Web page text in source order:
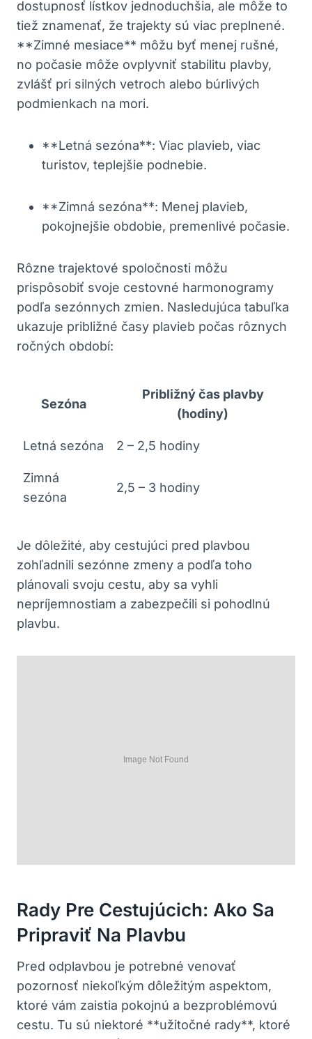
dostupnosť lístkov jednoduchšia, ale môže to
tiež znamenať, že trajekty sú viac preplnené.
**Zimné mesiace** môžu byť menej rušné,
no počasie môže ovplyvniť stabilitu plavby,
zvlášť pri silných vetroch alebo búrlivých
podmienkach na mori.
**Letná sezóna**: Viac plavieb, viac
turistov, teplejšie podnebie.
**Zimná sezóna**: Menej plavieb,
pokojnejšie obdobie, premenlivé počasie.
Rôzne trajektové spoločnosti môžu
prispôsobiť svoje cestovné harmonogramy
podľa sezónnych zmien. Nasledujúca tabuľka
ukazuje približné časy plavieb počas rôznych
ročných období:
Sezóna
Približný čas plavby
(hodiny)
Letná sezóna 2 – 2,5 hodiny
Zimná
sezóna
2,5 – 3 hodiny
Je dôležité, aby cestujúci pred plavbou
zohľadnili sezónne zmeny a podľa toho
plánovali svoju cestu, aby sa vyhli
nepríjemnostiam a zabezpečili si pohodlnú
plavbu.
Rady Pre Cestujúcich: Ako Sa
Pripraviť Na Plavbu
Pred odplavbou je potrebné venovať
pozornosť niekoľkým dôležitým aspektom,
ktoré vám zaistia pokojnú a bezproblémovú
cestu. Tu sú niektoré **užitočné rady**, ktoré